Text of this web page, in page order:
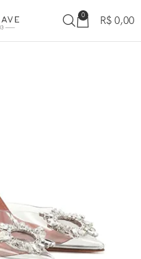
0 R$ 0,00